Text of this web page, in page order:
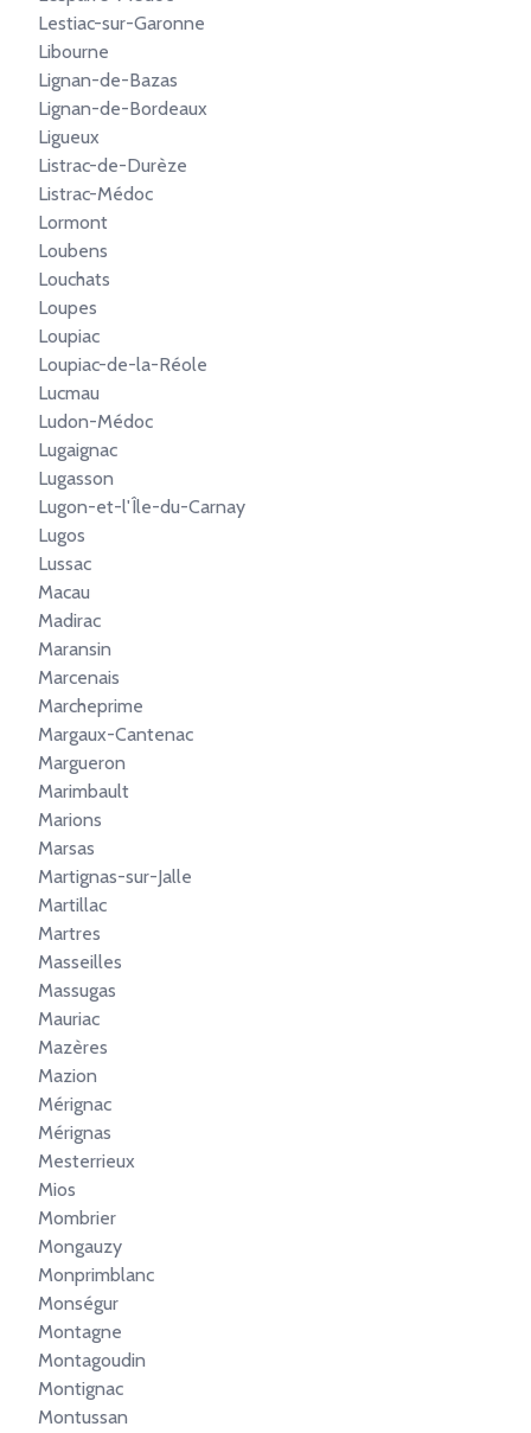
Lestiac-sur-Garonne
Libourne
Lignan-de-Bazas
Lignan-de-Bordeaux
Ligueux
Listrac-de-Durèze
Listrac-Médoc
Lormont
Loubens
Louchats
Loupes
Loupiac
Loupiac-de-la-Réole
Lucmau
Ludon-Médoc
Lugaignac
Lugasson
Lugon-et-l'Île-du-Carnay
Lugos
Lussac
Macau
Madirac
Maransin
Marcenais
Marcheprime
Margaux-Cantenac
Margueron
Marimbault
Marions
Marsas
Martignas-sur-Jalle
Martillac
Martres
Masseilles
Massugas
Mauriac
Mazères
Mazion
Mérignac
Mérignas
Mesterrieux
Mios
Mombrier
Mongauzy
Monprimblanc
Monségur
Montagne
Montagoudin
Montignac
Montussan